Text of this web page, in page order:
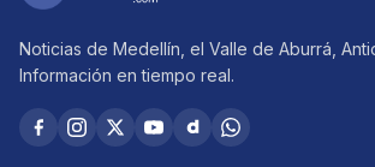
Noticias de Medellín, el Valle de Aburrá,
Información en tiempo real.